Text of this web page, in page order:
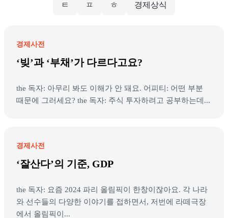
ㅌ ㅍ ㅎ 경제상식
경제사전
‘빚’과 ‘부채’가 다르다고요?
the 독자: 아무리 봐도 이해가 안 돼요. 어피티: 어떤 부분
때문에 그러세요? the 독자: 주식 투자하려고 공부하는데...
경제사전
‘잘산다’의 기준, GDP
the 독자: 요즘 2024 파리 올림픽이 한창이잖아요. 각 나라
와 선수들의 다양한 이야기를 접하면서, 저번에 라떼극장
에서 올림픽이...